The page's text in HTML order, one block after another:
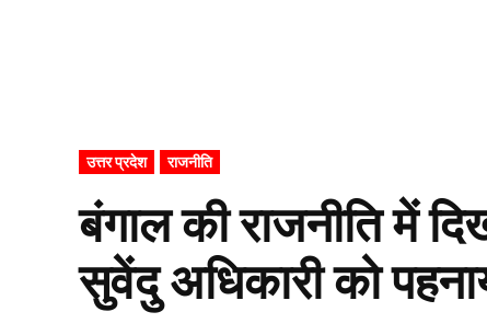
POSTED
IN
उत्तर प्रदेश राजनीति
बंगाल की राजनीति में
सुवेंदु अधिकारी को